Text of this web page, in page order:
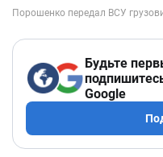
Будьте
Google